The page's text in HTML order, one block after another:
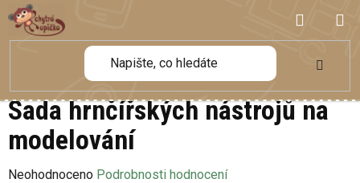
Přejít
na
obsah
KOŠÍK
Sada hrnčířských nástrojů na
modelování
Průměrné
Neohodnoceno Podrobnosti hodnocení